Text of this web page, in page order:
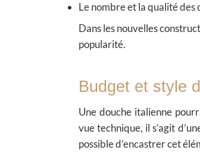
Le nombre et la qualité des
Dans les nouvelles
popularité.
Budget et style
Une douche italienne
vue technique, il s’agit
possible d’encastrer cet